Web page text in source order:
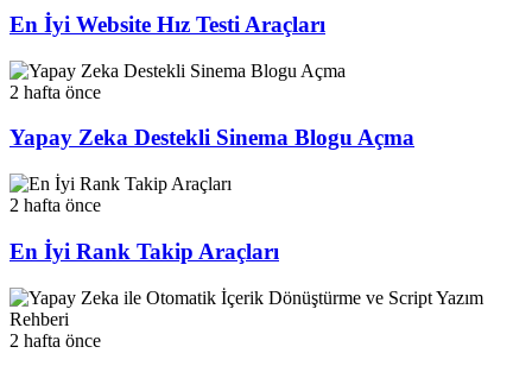
En İyi Website Hız Testi Araçları
2 hafta önce
Yapay Zeka Destekli Sinema Blogu Açma
2 hafta önce
En İyi Rank Takip Araçları
2 hafta önce